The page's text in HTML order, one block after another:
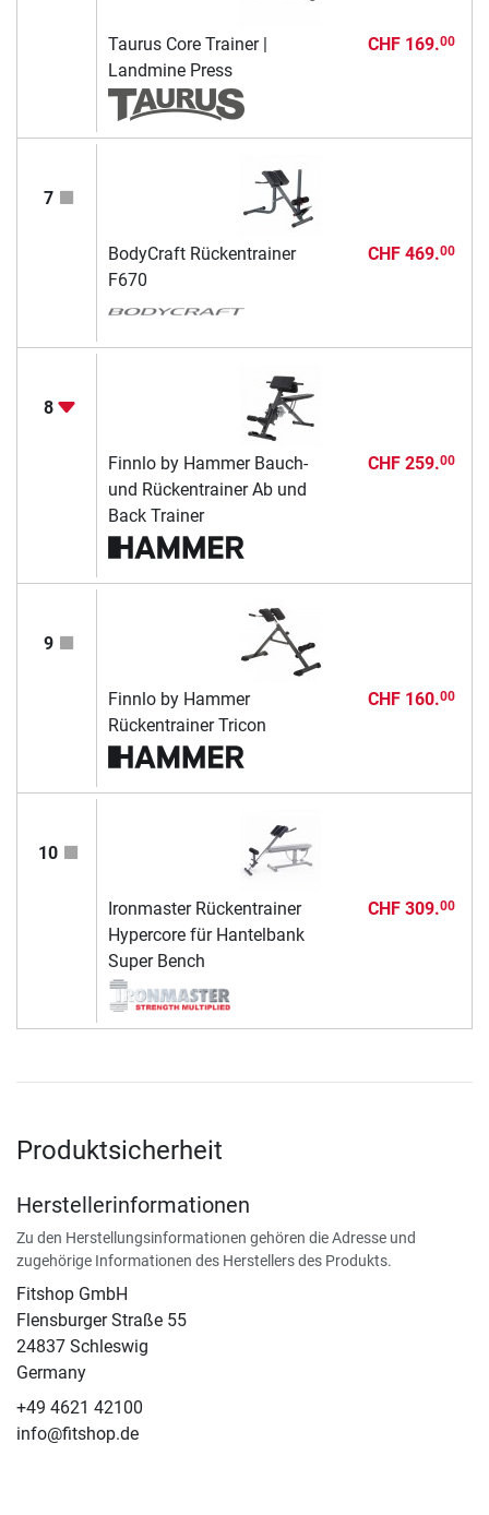
Taurus Core Trainer |
Landmine Press
CHF 169.00
7
BodyCraft Rückentrainer
F670
CHF 469.00
8
Finnlo by Hammer Bauch-
und Rückentrainer Ab und
Back Trainer
CHF 259.00
9
Finnlo by Hammer
Rückentrainer Tricon
CHF 160.00
10
Ironmaster Rückentrainer
Hypercore für Hantelbank
Super Bench
CHF 309.00
Produktsicherheit
Herstellerinformationen
Zu den Herstellungsinformationen gehören die Adresse und
zugehörige Informationen des Herstellers des Produkts.
Fitshop GmbH
Flensburger Straße 55
24837 Schleswig
Germany
+49 4621 42100
info@fitshop.de